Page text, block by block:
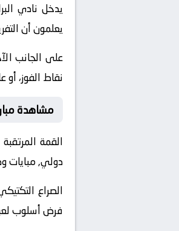
يدخل نادي
يعلمون أن
على الجانب
نقاط الفوز، أو
مشاهدة
القمة
دولي, مبايات
الصراع
فرض أسلوب